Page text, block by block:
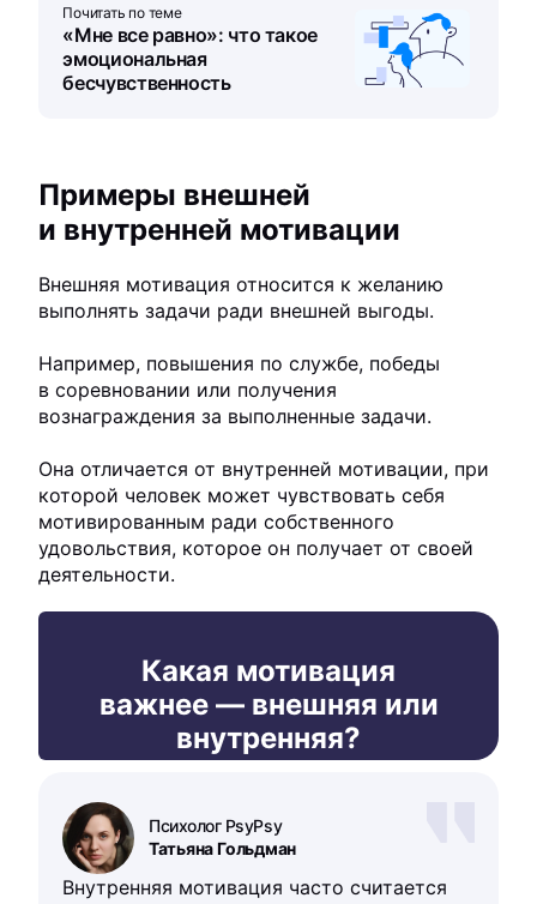
Почитать по теме
«Мне все равно»: что такое
эмоциональная
бесчувственность
Примеры внешней
и внутренней мотивации
Внешняя мотивация относится к желанию
выполнять задачи ради внешней выгоды.
Например, повышения по службе, победы
в соревновании или получения
вознаграждения за выполненные задачи.
Она отличается от внутренней мотивации, при
которой человек может чувствовать себя
мотивированным ради собственного
удовольствия, которое он получает от своей
деятельности.
Какая мотивация
важнее — внешняя или
внутренняя?
Татьяна Гольдман
Психолог PsyPsy
Внутренняя мотивация часто считается